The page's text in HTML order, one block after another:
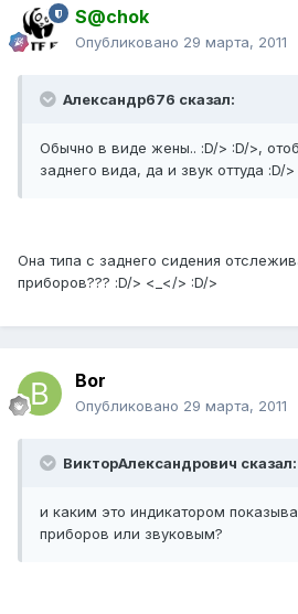
S@chok
Опубликовано 29 марта, 2011
Александр676 сказал:
Обычно в виде жены.. :D/> :D/>,
заднего вида, да и звук оттуда :D/>
Она типа с заднего сидения
приборов??? :D/> <_</> :D/>
Bor
Опубликовано 29 марта, 2011
ВикторАлександрович сказал:
и каким это индикатором
приборов или звуковым?